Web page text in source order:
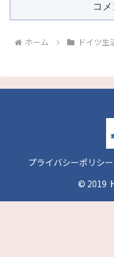
コ
ホーム ドイツ生
プライバシーポリシー
© 2019